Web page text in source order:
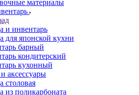
материалы
и инвентарь
для японской кухни
барный
кондитерский
кухонный
аксессуары
столовая
из поликарбоната